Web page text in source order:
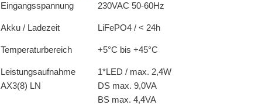
Eingangsspannung
230VAC 50-60Hz
Akku / Ladezeit LiFePO4 / < 24h
Temperaturbereich +5°C bis +45°C
Leistungsaufnahme
AX3(8) LN
1*LED / max. 2,4W
DS max. 9,0VA
BS max. 4,4VA